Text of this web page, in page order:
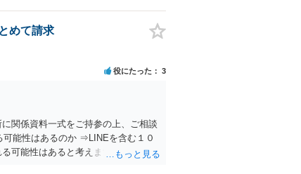
めて請求
役にたった 3
関係資料一式をご持参の上、ご相談
能性はあるのか ⇒LINEを含む１０
る可能性はあると考えます。 ② 「今